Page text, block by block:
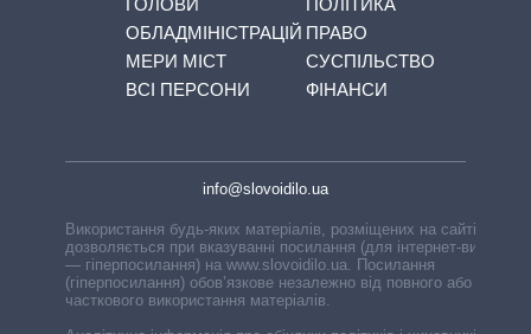
ОБЛАДМІНІСТРАЦІЙ
МЕРИ МІСТ
ВСІ ПЕРСОНИ
ПРАВО
СУСПІЛЬСТВО
ФІНАНСИ
info@slovoidilo.ua
Використання будь-яких матеріалів, розміщених на сайті,
дозволяється при вказуванні посилання (для інтернет-видань
— гіперпосилання) на www.slovoidilo.ua. Посилання
(гіперпосилання) обов’язкове незалежно від повного або
часткового використання матеріалів.